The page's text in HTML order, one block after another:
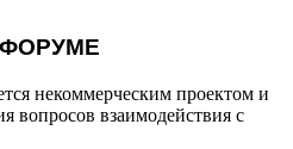
некоммерческим проектом и
вопросов взаимодействия с